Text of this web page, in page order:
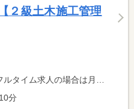
２級土木施工管理
）、パート求人の場合は時間額を表示しています。
分